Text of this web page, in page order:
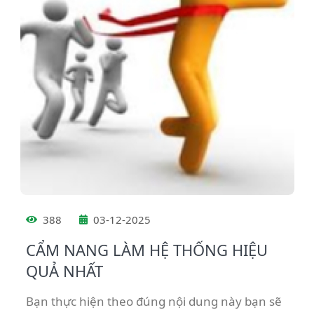
388 03-12-2025
CẨM NANG LÀM HỆ THỐNG HIỆU
QUẢ NHẤT
Bạn thực hiện theo đúng nội dung này bạn sẽ